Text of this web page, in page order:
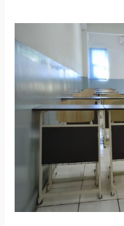
Kursi
Sekolah
Online